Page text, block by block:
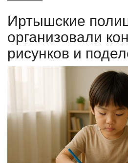
ПАВЛОДАРСКАЯ ОБЛАСТЬ
КАЗАХСТАН
Иртышские
организовали
рисунков и